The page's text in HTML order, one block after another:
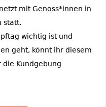
mit Genoss*innen in
statt.
wichtig ist und
geht, könnt ihr diesem
Kundgebung